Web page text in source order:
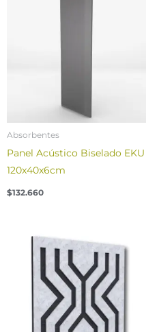
Absorbentes
Panel Acústico Biselado EKU
120x40x6cm
$132.660